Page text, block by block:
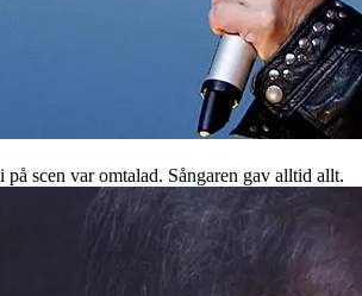
på scen var omtalad. Sångaren gav alltid allt.